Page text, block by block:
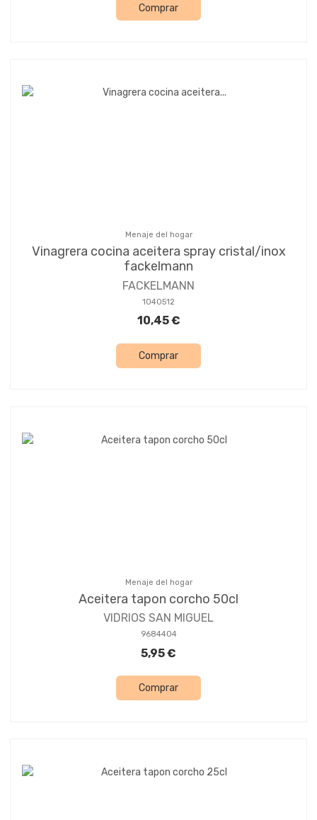
Comprar
Menaje del hogar
Vinagrera cocina aceitera spray cristal/inox
fackelmann
FACKELMANN
1040512
10,45 €
Comprar
Menaje del hogar
Aceitera tapon corcho 50cl
VIDRIOS SAN MIGUEL
9684404
5,95 €
Comprar